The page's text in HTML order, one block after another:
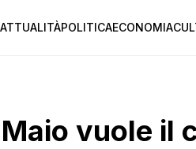
ATTUALITÀPOLITICAECONOMIA
vuole il